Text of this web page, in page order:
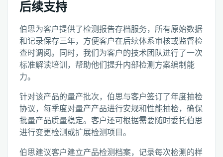
后续支持
伯思为客户提供了检测报告存档服务，所有原始数据
和记录保存三年，方便客户在后续体系审核或监督检
查时调阅。同时，我们为客户的技术团队进行了一次
标准解读培训，帮助他们提升内部检测方案编制能
力。
针对该产品的量产批次，伯思与客户签订了年度抽检
协议，每季度对量产产品进行安规和性能抽检，确保
批量产品质量稳定。客户还可根据需要随时委托伯思
进行变更检测或扩展检测项目。
伯思建议客户建立产品检测档案，记录每次检测的样